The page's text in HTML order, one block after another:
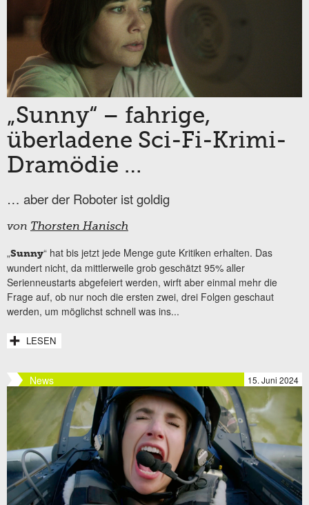
„Sunny“ – fahrige,
überladene Sci-Fi-Krimi-
Dramödie …
… aber der Roboter ist goldig
von Thorsten Hanisch
„Sunny“ hat bis jetzt jede Menge gute Kritiken erhalten. Das
wundert nicht, da mittlerweile grob geschätzt 95% aller
Serienneustarts abgefeiert werden, wirft aber einmal mehr die
Frage auf, ob nur noch die ersten zwei, drei Folgen geschaut
werden, um möglichst schnell was ins...
LESEN
News 15. Juni 2024